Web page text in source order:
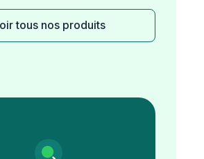
tous nos produits